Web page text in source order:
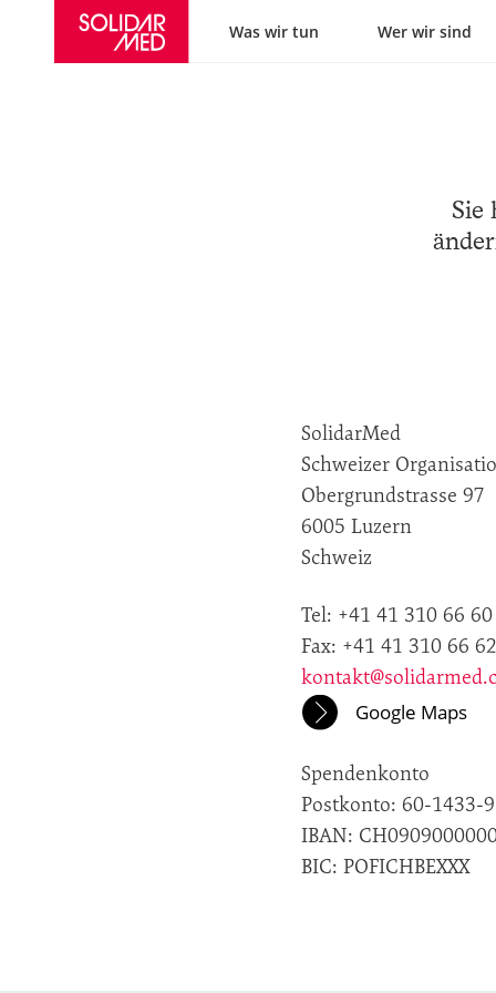
Was wir tun Wer wir sind
Sie
SolidarMed
Schweizer
Obergrundstrasse 97
6005 Luzern
Schweiz
Tel: +41 41 310 66 60
Fax: +41 41 310 66
Google Maps
Spendenkonto
Postkonto: 60-1433-9
IBAN:
BIC: POFICHBEXXX